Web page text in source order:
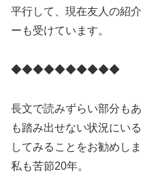
平行して、現在友人の紹
ーも受けています。
◆◆◆◆◆◆◆◆◆◆
長文で読みずらい部分も
も踏み出せない状況にい
してみることをお勧めしま
私も苦節20年。